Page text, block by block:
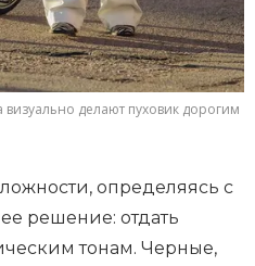
делают пуховик дорогим
определяясь с
решение: отдать
тонам. Черные,